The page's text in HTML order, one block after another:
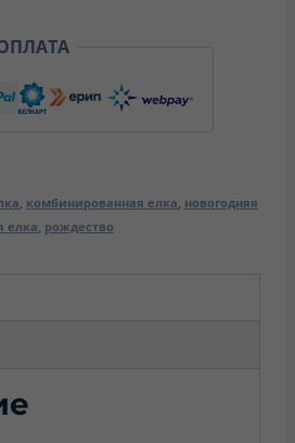
, комбинированная елка, новогодняя
елка, рождество